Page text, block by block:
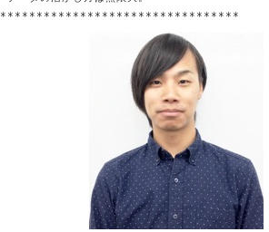
*********************************